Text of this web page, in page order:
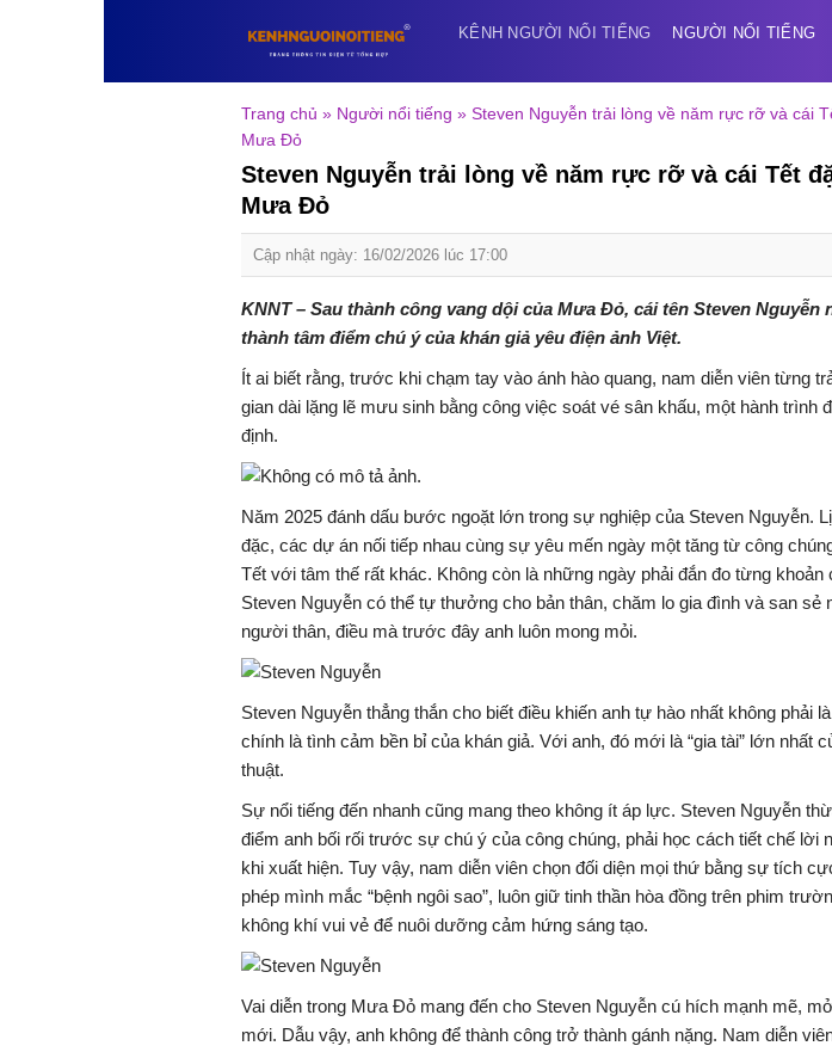
KÊNH NGƯỜI NỔI TIẾNG NGƯỜI NỔI TIẾNG
Trang chủ » Người nổi tiếng » Steven Nguyễn trải lòng về năm rực rỡ và cái
Mưa Đỏ
Steven Nguyễn trải lòng về năm rực rỡ và cái Tết
Mưa Đỏ
Cập nhật ngày: 16/02/2026 lúc 17:00
KNNT – Sau thành công vang dội của Mưa Đỏ, cái tên Steven Nguyễn
thành tâm điểm chú ý của khán giả yêu điện ảnh Việt.
Ít ai biết rằng, trước khi chạm tay vào ánh hào quang, nam diễn viên từng
gian dài lặng lẽ mưu sinh bằng công việc soát vé sân khấu, một hành trình
định.
Năm 2025 đánh dấu bước ngoặt lớn trong sự nghiệp của Steven Nguyễn.
đặc, các dự án nối tiếp nhau cùng sự yêu mến ngày một tăng từ công
Tết với tâm thế rất khác. Không còn là những ngày phải đắn đo từng khoản
Steven Nguyễn có thể tự thưởng cho bản thân, chăm lo gia đình và san sẻ
người thân, điều mà trước đây anh luôn mong mỏi.
Steven Nguyễn thẳng thắn cho biết điều khiến anh tự hào nhất không phải
chính là tình cảm bền bỉ của khán giả. Với anh, đó mới là “gia tài” lớn nhất
thuật.
Sự nổi tiếng đến nhanh cũng mang theo không ít áp lực. Steven Nguyễn
điểm anh bối rối trước sự chú ý của công chúng, phải học cách tiết chế lời
khi xuất hiện. Tuy vậy, nam diễn viên chọn đối diện mọi thứ bằng sự tích
phép mình mắc “bệnh ngôi sao”, luôn giữ tinh thần hòa đồng trên phim
không khí vui vẻ để nuôi dưỡng cảm hứng sáng tạo.
Vai diễn trong Mưa Đỏ mang đến cho Steven Nguyễn cú hích mạnh mẽ,
mới. Dẫu vậy, anh không để thành công trở thành gánh nặng. Nam diễn